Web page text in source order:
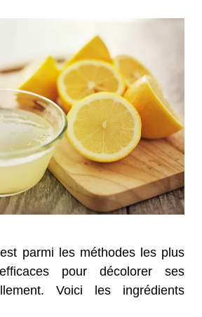
parmi les méthodes les plus
pour décolorer ses
Voici les ingrédients